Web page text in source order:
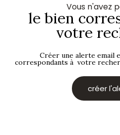
Vous n'avez
le bien
votre
Créer une alerte email
correspondants à votre
créer